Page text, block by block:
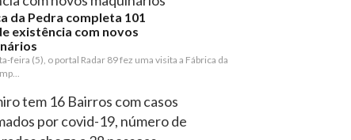
da Pedra completa 101
existência com novos
feira (5), o portal Radar 89 fez uma visita a Fábrica da